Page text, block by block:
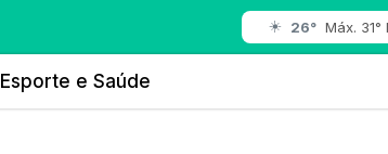
☀️ 26° Máx. 31°
Esporte e Saúde